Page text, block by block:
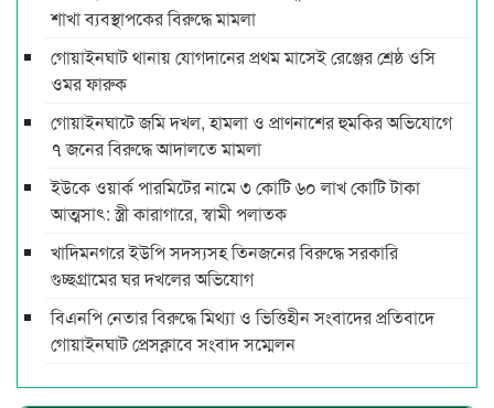
শাখা ব্যবস্থাপকের বিরুদ্ধে মামলা
গোয়াইনঘাট থানায় যোগদানের প্রথম মাসেই রেঞ্জের শ্রেষ্ঠ ওসি
ওমর ফারুক
গোয়াইনঘাটে জমি দখল, হামলা ও প্রাণনাশের হুমকির অভিযোগে
৭ জনের বিরুদ্ধে আদালতে মামলা
ইউকে ওয়ার্ক পারমিটের নামে ৩ কোটি ৬০ লাখ কোটি টাকা
আত্মসাৎ: স্ত্রী কারাগারে, স্বামী পলাতক
খাদিমনগরে ইউপি সদস্যসহ তিনজনের বিরুদ্ধে সরকারি
গুচ্ছগ্রামের ঘর দখলের অভিযোগ
বিএনপি নেতার বিরুদ্ধে মিথ্যা ও ভিত্তিহীন সংবাদের প্রতিবাদে
গোয়াইনঘাট প্রেসক্লাবে সংবাদ সম্মেলন